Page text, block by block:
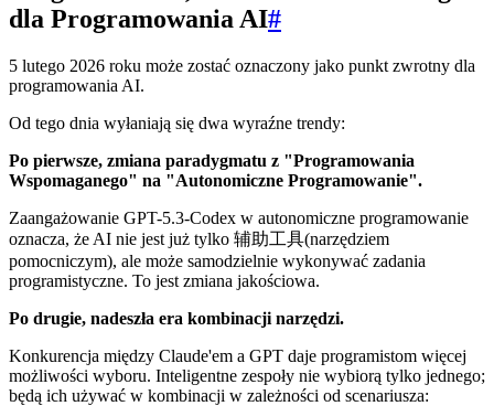
dla Programowania AI#
5 lutego 2026 roku może zostać oznaczony jako punkt zwrotny dla
programowania AI.
Od tego dnia wyłaniają się dwa wyraźne trendy:
Po pierwsze, zmiana paradygmatu z "Programowania
Wspomaganego" na "Autonomiczne Programowanie".
Zaangażowanie GPT-5.3-Codex w autonomiczne programowanie
oznacza, że AI nie jest już tylko 辅助工具(narzędziem
pomocniczym), ale może samodzielnie wykonywać zadania
programistyczne. To jest zmiana jakościowa.
Po drugie, nadeszła era kombinacji narzędzi.
Konkurencja między Claude'em a GPT daje programistom więcej
możliwości wyboru. Inteligentne zespoły nie wybiorą tylko jednego;
będą ich używać w kombinacji w zależności od scenariusza: